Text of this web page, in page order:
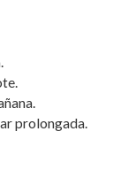
prolongada.